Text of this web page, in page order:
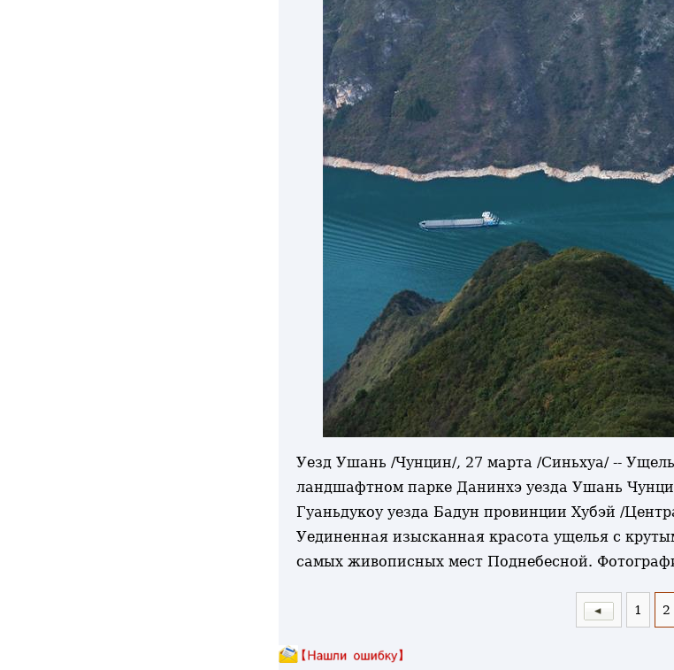
Уезд Ушань /Чунцин/, 27 марта /Синьхуа/ --
ландшафтном парке Данинхэ уезда Ушань
Гуаньдукоу уезда Бадун провинции Хубэй /
Уединенная изысканная красота ущелья с
самых живописных мест Поднебесной.
1 2